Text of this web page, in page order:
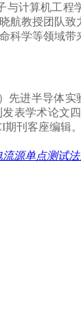
算机工程
航教授团队
科学等领域带
进半导体
表学术论
刊客座编辑。
源单点测试